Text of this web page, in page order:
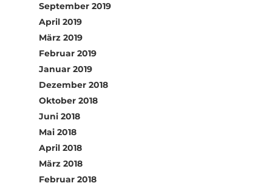
September 2019
April 2019
März 2019
Februar 2019
Januar 2019
Dezember 2018
Oktober 2018
Juni 2018
Mai 2018
April 2018
März 2018
Februar 2018